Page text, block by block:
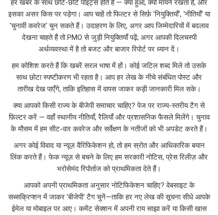
हर खबर के साथ छोटे-छोटे पॉइंट्स होते हैं — क्या हुआ, क्यों मायने रखता है, और
इसका असर किस पर पड़ेगा। आप चाहें तो फिल्टर से सिर्फ़ 'नियुक्तियाँ', 'नीतियाँ' या
'चुनावी कवरेज' चुन सकते हैं। उदाहरण के लिए, अगर आप जिम्मेदारियों में बदलाव
देखना चाहते हैं तो PMO से जुड़ी नियुक्तियाँ पढ़ें; अगर आपकी दिलचस्पी
अर्थव्यवस्था में है तो बजट और बाजार रिपोर्ट पर ध्यान दें।
हम कोशिश करते हैं कि खबरें सरल भाषा में हों। कोई जटिल शब्द मिले तो उसके
साथ छोटा स्पष्टीकरण भी रहता है। आप हर लेख के नीचे संबंधित पोस्ट और
तारीख देख पाएँगे, ताकि इतिहास में वापस जाकर कड़ी जानकारी मिल सके।
क्या आपको किसी राज्य के बीजेपी समाचार चाहिए? पेज पर राज्य-स्तरीय टैग से
फ़िल्टर करें — वहाँ स्थानीय नीतियाँ, रैलियाँ और प्रशासनिक फैसले मिलेंगे। चुनाव
के मौसम में हम सीट-वार कवरेज और सर्वेक्षण के नतीजों को भी अपडेट करते हैं।
अगर कोई विवाद या न्यूज़ वैरिफिकेशन हो, तो हम स्रोत और आधिकारिक बयान
लिंक करते हैं। फेक न्यूज़ से बचने के लिए हम सरकारी नोटिस, प्रेस रिलीज़ और
भरोसेमंद रिपोर्ताज को प्राथमिकता देते हैं।
आपको अपनी प्राथमिकता अनुसार नोटिफिकेशन चाहिए? वेबसाइट के
सब्सक्रिप्शन में जाकर 'बीजेपी' टैग चुनें—ताकि हर नए लेख की सूचना सीधे आपके
ईमेल या मोबाइल पर आए। कमेंट सेक्शन में अपनी राय साझा करें या किसी खास